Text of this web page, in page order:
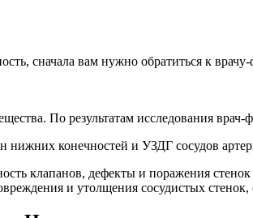
сначала вам нужно обратиться к
По результатам исследования
конечностей и УЗДГ сосудов
клапанов, дефекты и поражения стенок
и утолщения сосудистых стенок,